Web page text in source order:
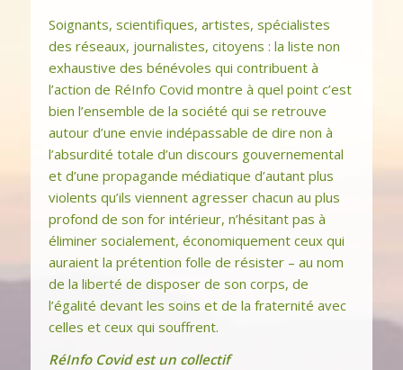
Soignants, scientifiques, artistes, spécialistes
des réseaux, journalistes, citoyens : la liste non
exhaustive des bénévoles qui contribuent à
l’action de RéInfo Covid montre à quel point c’est
bien l’ensemble de la société qui se retrouve
autour d’une envie indépassable de dire non à
l’absurdité totale d’un discours gouvernemental
et d’une propagande médiatique d’autant plus
violents qu’ils viennent agresser chacun au plus
profond de son for intérieur, n’hésitant pas à
éliminer socialement, économiquement ceux qui
auraient la prétention folle de résister – au nom
de la liberté de disposer de son corps, de
l’égalité devant les soins et de la fraternité avec
celles et ceux qui souffrent.
RéInfo Covid est un collectif